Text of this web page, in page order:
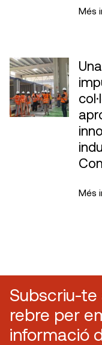
Més
Més
Subscriu-
rebre per
informació